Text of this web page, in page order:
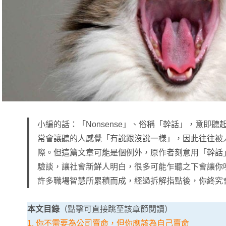
小編的話：「Nonsense」、俗稱「幹話」，意即聽
常會讓聽的人感覺「有說跟沒說一樣」，因此往往
際。但這篇文章可能是個例外，原作者刻意用「幹
驗談，讓社會新鮮人明白，很多可能乍聽之下會讓
許多職場智慧所累積而成，經過拆解指點後，你終究
本文目錄 （點擊可直接跳至該章節閱讀）
1. 你不需要為公司賣命，但你應該為自己賣命